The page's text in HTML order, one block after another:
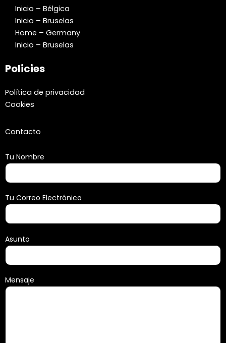
Inicio – Bélgica
Inicio – Bruselas
Home – Germany
Inicio – Bruselas
Policies
Política de privacidad
Cookies
Contacto
Tu Nombre
Tu Correo Electrónico
Asunto
Mensaje